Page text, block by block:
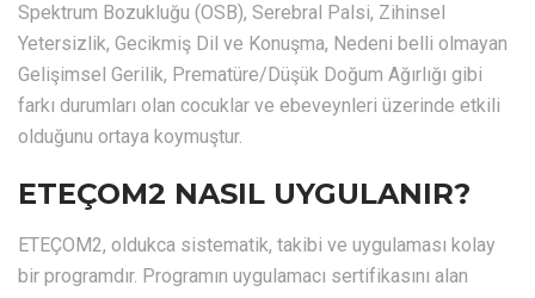
Spektrum Bozukluğu (OSB), Serebral Palsi, Zihinsel
Yetersizlik, Gecikmiş Dil ve Konuşma, Nedeni belli olmayan
Gelişimsel Gerilik, Prematüre/Düşük Doğum Ağırlığı gibi
farkı durumları olan cocuklar ve ebeveynleri üzerinde etkili
olduğunu ortaya koymuştur.
ETEÇOM2 NASIL UYGULANIR?
ETEÇOM2, oldukca sistematik, takibi ve uygulaması kolay
bir programdır. Programın uygulamacı sertifikasını alan